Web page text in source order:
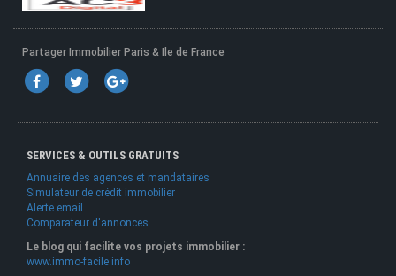
Partager Immobilier Paris & Ile de France
SERVICES & OUTILS GRATUITS
Annuaire des agences et mandataires
Simulateur de crédit immobilier
Alerte email
Comparateur d'annonces
Le blog qui facilite vos projets immobilier :
www.immo-facile.info